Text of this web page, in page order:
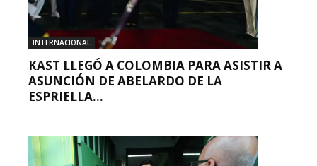
INTERNACIONAL
KAST LLEGÓ A COLOMBIA PARA ASISTIR A
ASUNCIÓN DE ABELARDO DE LA
ESPRIELLA...